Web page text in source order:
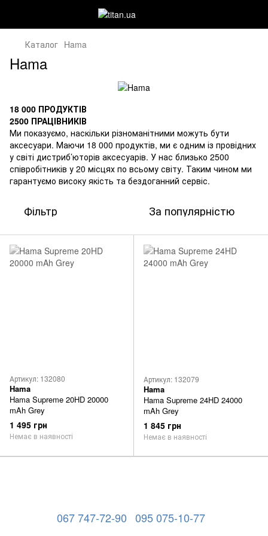
Каталог Hama
Hama
18 000 ПРОДУКТІВ
2500 ПРАЦІВНИКІВ
Ми показуємо, наскільки різноманітними можуть бути
аксесуари. Маючи 18 000 продуктів, ми є одним із провідних
у світі дистриб’юторів аксесуарів. У нас близько 2500
співробітників у 20 місцях по всьому світу. Таким чином ми
гарантуємо високу якість та бездоганний сервіс.
Фільтр За популярністю
Артикул: 132080
Hama
Hama Supreme 20HD 20000
mAh Grey
1 495 грн
Немає в наявності
Артикул: 132079
Hama
Hama Supreme 24HD 24000
mAh Grey
1 845 грн
Немає в наявності
067 747-72-90 095 075-10-77